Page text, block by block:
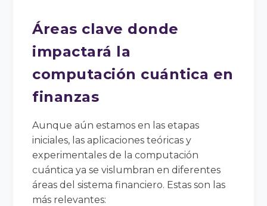
Áreas clave donde
impactará la
computación cuántica en
finanzas
Aunque aún estamos en las etapas
iniciales, las aplicaciones teóricas y
experimentales de la computación
cuántica ya se vislumbran en diferentes
áreas del sistema financiero. Estas son las
más relevantes: